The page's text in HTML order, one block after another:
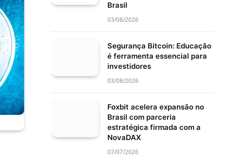
Brasil
03/08/2026
Segurança Bitcoin: Educação
é ferramenta essencial para
investidores
03/08/2026
Foxbit acelera expansão no
Brasil com parceria
estratégica firmada com a
NovaDAX
07/07/2026